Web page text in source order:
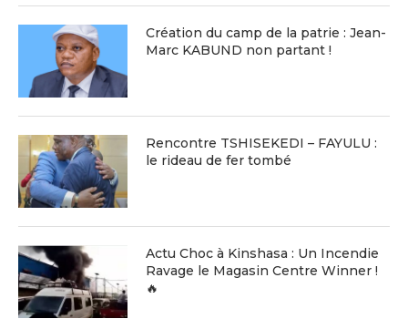
Création du camp de la patrie : Jean-
Marc KABUND non partant !
Rencontre TSHISEKEDI – FAYULU :
le rideau de fer tombé
Actu Choc à Kinshasa : Un Incendie
Ravage le Magasin Centre Winner !
🔥